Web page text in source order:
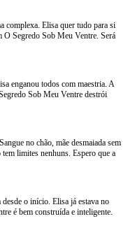
complexa. Elisa quer tudo para si
O Segredo Sob Meu Ventre. Será
enganou todos com maestria. A
Sob Meu Ventre destrói
no chão, mãe desmaiada sem
limites nenhuns. Espero que a
o início. Elisa já estava no
é bem construída e inteligente.